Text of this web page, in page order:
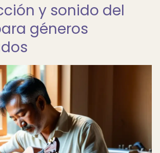
y sonido del
géneros